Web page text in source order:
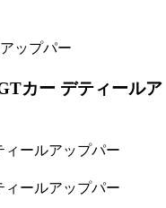
カー デティールア